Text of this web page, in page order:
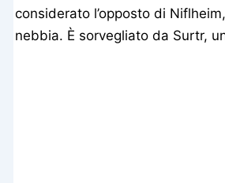
considerato l’opposto di
nebbia. È sorvegliato da Surtr,